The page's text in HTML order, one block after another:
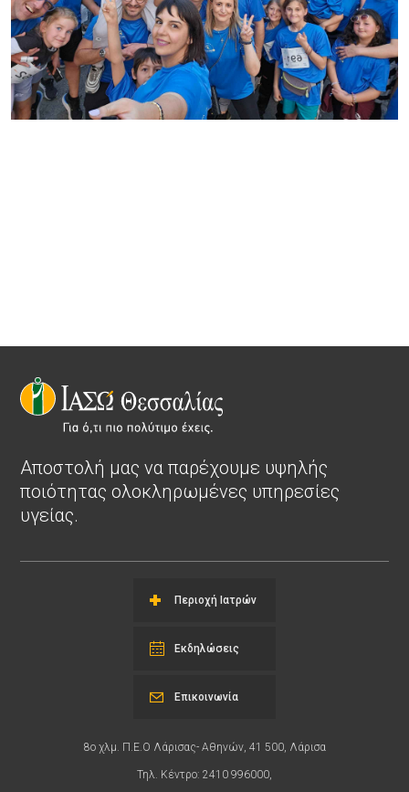
Αποστολή μας να παρέχουμε υψηλής
ποιότητας ολοκληρωμένες υπηρεσίες
υγείας.
Περιοχή Ιατρών
Εκδηλώσεις
8ο χλμ. Π.Ε.Ο Λάρισας- Αθηνών, 41 500, Λάρισα
Τηλ. Κέντρο: 2410 996000,
Επικοινωνία